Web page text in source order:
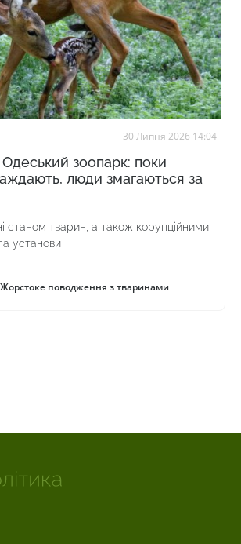
30 Липня 2026 14:04
зоопарк: поки
люди змагаються за
станом тварин, а також корупційними
установи
Жорстоке поводження з тваринами